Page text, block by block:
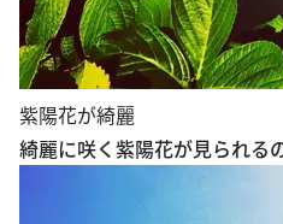
紫陽花が綺麗
綺麗に咲く紫陽花が見られる